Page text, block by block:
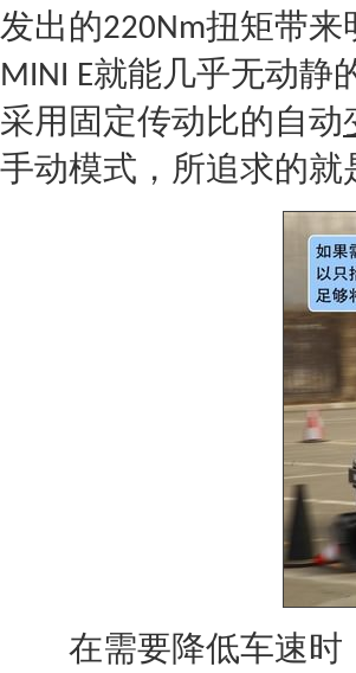
发出的220Nm扭矩带来
MINI E就能几乎无动静
采用固定传动比的自动
手动模式，所追求的就
在需要降低车速时